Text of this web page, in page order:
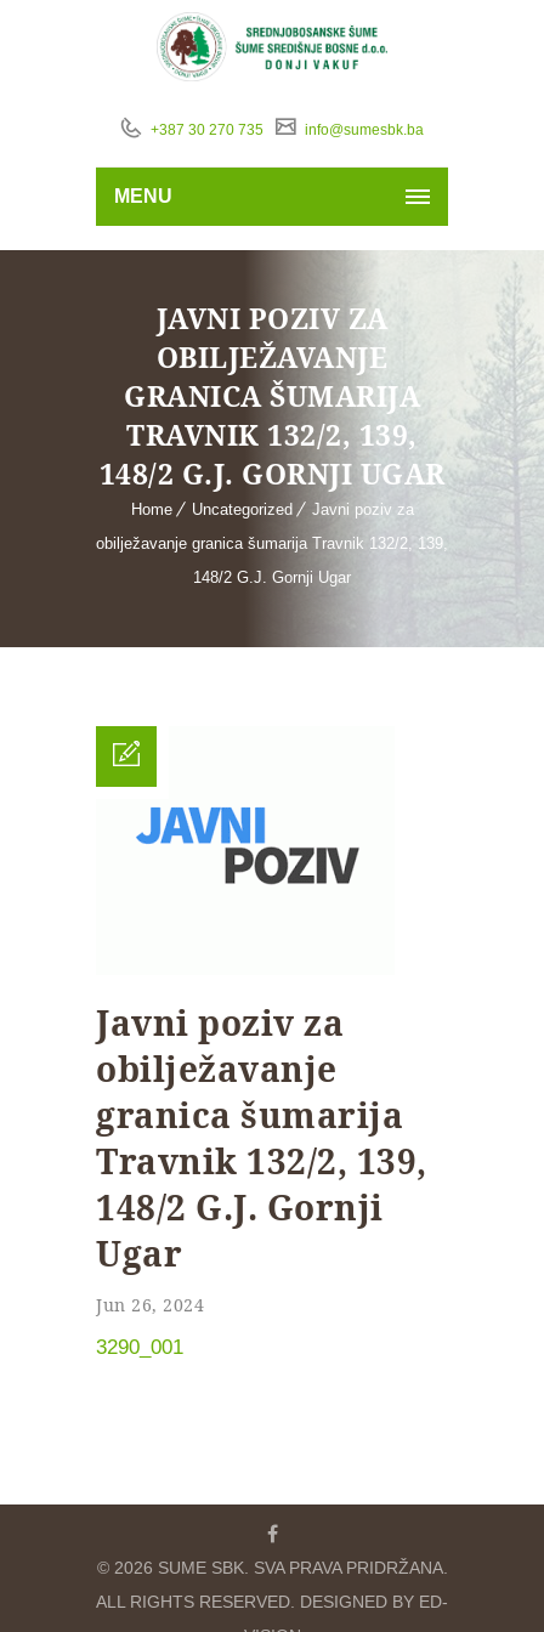
+387 30 270 735 info@sumesbk.ba
MENU
JAVNI POZIV ZA
OBILJEŽAVANJE
GRANICA ŠUMARIJA
TRAVNIK 132/2, 139,
148/2 G.J. GORNJI UGAR
Home Uncategorized
Javni poziv za
obilježavanje granica šumarija Travnik 132/2, 139,
148/2 G.J. Gornji Ugar
Javni poziv za
obilježavanje
granica šumarija
Travnik 132/2, 139,
148/2 G.J. Gornji
Ugar
Jun 26, 2024
3290_001
© 2026 SUME SBK. SVA PRAVA PRIDRŽANA.
ALL RIGHTS RESERVED. DESIGNED BY ED-